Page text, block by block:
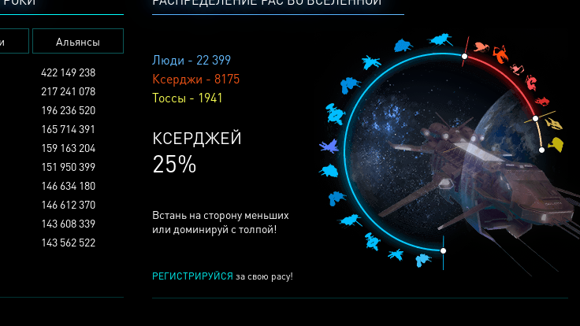
Люди - 22 399
Ксерджи - 8175
Тоссы - 1941
КСЕРДЖЕЙ
25%
Встань на сторону меньших
или доминируй с толпой!
РЕГИСТРИРУЙСЯ за свою расу!
Альянсы
422 149 238
217 241 078
196 236 520
165 714 391
159 163 204
151 950 399
146 634 180
146 612 370
143 608 339
143 562 522